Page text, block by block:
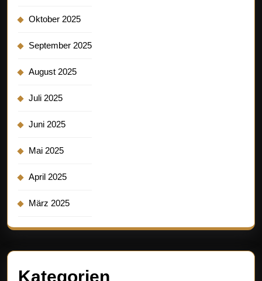
Oktober 2025
September 2025
August 2025
Juli 2025
Juni 2025
Mai 2025
April 2025
März 2025
Kategorien